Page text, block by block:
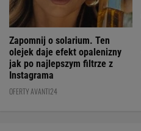
Zapomnij o solarium. Ten
olejek daje efekt opalenizny
jak po najlepszym filtrze z
Instagrama
OFERTY AVANTI24